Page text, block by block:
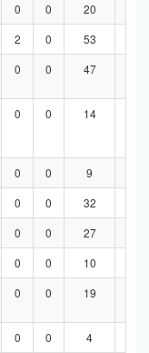
0 0 20
2 0 53
0 0 47
0 0 14
0 0 9
0 0 32
0 0 27
0 0 10
0 0 19
0 0 4